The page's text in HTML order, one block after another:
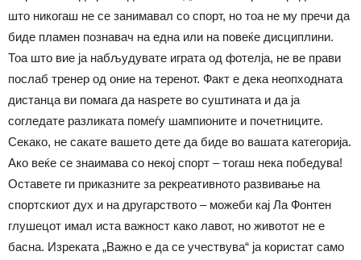
што никогаш не се занимавал со спорт, но тоа не му пречи да
биде пламен познавач на една или на повеќе дисциплини.
Тоа што вие ја набљудувате играта од фотелја, не ве прави
послаб тренер од оние на теренот. Факт е дека неопходната
дистанца ви помага да наѕрете во суштината и да ја
согледате разликата помеѓу шампионите и почетниците.
Секако, не сакате вашето дете да биде во вашата категорија.
Ако веќе се знаимава со некој спорт – тогаш нека победува!
Оставете ги приказните за рекреативното развивање на
спортскиот дух и на другарството – можеби кај Ла Фонтен
глушецот имал иста важност како лавот, но животот не е
басна. Изреката „Важно е да се учествува“ ја користат само